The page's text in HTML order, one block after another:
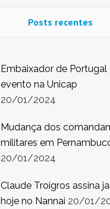
Posts recentes
Embaixador de Portugal
evento na Unicap
20/01/2024
Mudança dos
militares em
20/01/2024
Claude Troigros assina
hoje no Nannai 20/01/